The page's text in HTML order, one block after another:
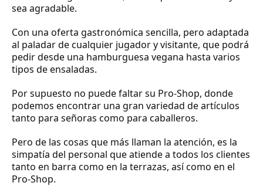
sea agradable.
Con una oferta gastronómica sencilla, pero adaptada
al paladar de cualquier jugador y visitante, que podrá
pedir desde una hamburguesa vegana hasta varios
tipos de ensaladas.
Por supuesto no puede faltar su Pro-Shop, donde
podemos encontrar una gran variedad de artículos
tanto para señoras como para caballeros.
Pero de las cosas que más llaman la atención, es la
simpatía del personal que atiende a todos los clientes
tanto en barra como en la terrazas, así como en el
Pro-Shop.